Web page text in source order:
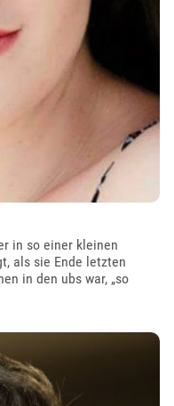
in so einer kleinen
als sie Ende letzten
in den ubs war, „so